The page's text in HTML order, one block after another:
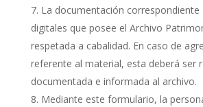
La documentación correspondiente
digitales que posee el Archivo
respetada a cabalidad. En caso de
referente al material, esta deberá ser
documentada e informada al archivo.
Mediante este formulario, la